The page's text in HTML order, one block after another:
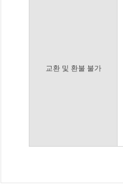
교환 및 환불 불가